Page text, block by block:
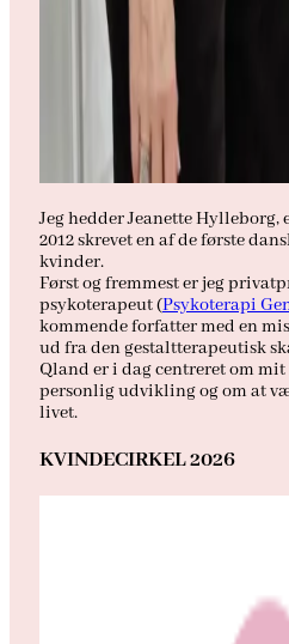
Jeg hedder Jeanette Hylleborg,
2012 skrevet en af de første
kvinder.
Først og fremmest er jeg
psykoterapeut (Psykoterapi
kommende forfatter med en
ud fra den gestaltterapeutisk
Qland er i dag centreret om
personlig udvikling og om at
livet.
KVINDECIRKEL 2026